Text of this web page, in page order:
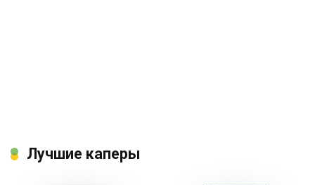
Лучшие каперы